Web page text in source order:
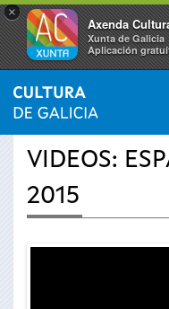
×
Axenda
Xunta de Galicia
Aplicación
Se
usted
INICIO › ACTUALIDAD
VIDEOS:
2015